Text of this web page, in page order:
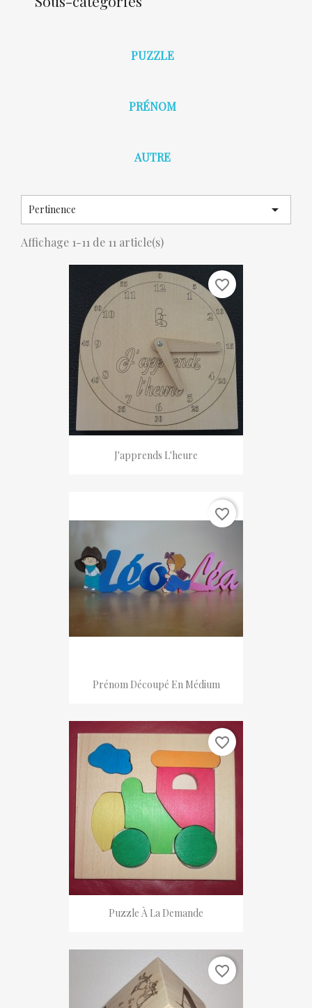
PUZZLE
PRÉNOM
AUTRE
Pertinence 
Affichage 1-11 de 11 article(s)
J'apprends L'heure
favorite_border
Prénom Découpé En Médium
favorite_border
Puzzle À La Demande
favorite_border
favorite_border